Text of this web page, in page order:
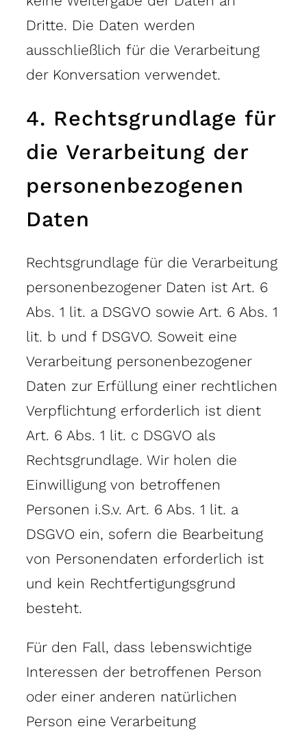
Dritte. Die Daten werden
ausschließlich für die Verarbeitung
der Konversation verwendet.
4. Rechtsgrundlage für
die Verarbeitung der
personenbezogenen
Daten
Rechtsgrundlage für die Verarbeitung
personenbezogener Daten ist Art. 6
Abs. 1 lit. a DSGVO sowie Art. 6 Abs. 1
lit. b und f DSGVO. Soweit eine
Verarbeitung personenbezogener
Daten zur Erfüllung einer rechtlichen
Verpflichtung erforderlich ist dient
Art. 6 Abs. 1 lit. c DSGVO als
Rechtsgrundlage. Wir holen die
Einwilligung von betroffenen
Personen i.S.v. Art. 6 Abs. 1 lit. a
DSGVO ein, sofern die Bearbeitung
von Personendaten erforderlich ist
und kein Rechtfertigungsgrund
besteht.
Für den Fall, dass lebenswichtige
Interessen der betroffenen Person
oder einer anderen natürlichen
Person eine Verarbeitung